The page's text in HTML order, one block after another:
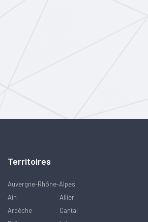
Territoires
Auvergne-Rhône-Alpes
Ain
Allier
Ardèche
Cantal